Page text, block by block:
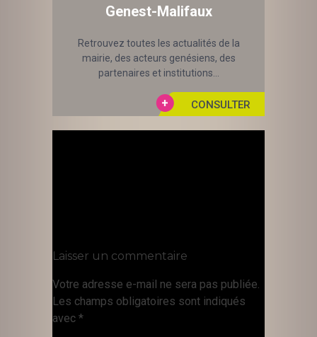
Genest-Malifaux
Retrouvez toutes les actualités de la
mairie, des acteurs genésiens, des
partenaires et institutions...
Laisser un commentaire
Votre adresse e-mail ne sera pas publiée.
Les champs obligatoires sont indiqués
avec *